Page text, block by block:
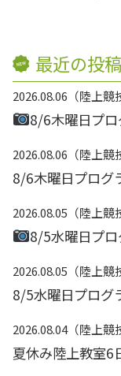
最近の投稿
2026.08.06 陸上競
8/6木曜日プロ
2026.08.06 陸上競
8/6木曜日プログ
2026.08.05 陸上競
8/5水曜日プロ
2026.08.05 陸上競
8/5水曜日プログ
2026.08.04 陸上競
夏休み陸上教室6